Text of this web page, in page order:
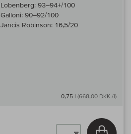
Lobenberg: 93–94+/100
Galloni: 90–92/100
Jancis Robinson: 16,5/20
0,75 l (668,00 DKK /l)
Læg i